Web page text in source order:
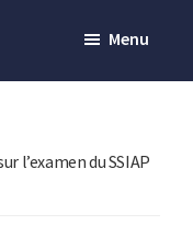
Menu
l’examen du SSIAP